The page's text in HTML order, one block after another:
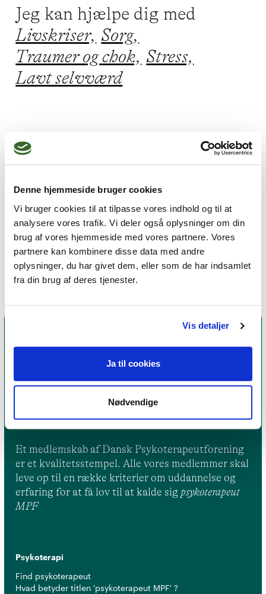
Denne hjemmeside bruger cookies
Vi bruger cookies til at tilpasse vores indhold og til at
analysere vores trafik. Vi deler også oplysninger om din
brug af vores hjemmeside med vores partnere. Vores
partnere kan kombinere disse data med andre
oplysninger, du har givet dem, eller som de har indsamlet
fra din brug af deres tjenester.
Vis detaljer
Ja til cookies
Nødvendige
Jeg kan hjælpe dig med
Livskriser, Sorg,
Traumer og chok, Stress,
Lavt selvværd
Jeg praktiserer følgende
terapiformer
Eksistentiel terapi,
Kropsterapi, Gestaltterapi,
Oplevelsesorienteret terapi,
Integral terapi
Et medlemskab af Dansk Psykoterapeutforening
er et kvalitetsstempel. Alle vores medlemmer skal
leve op til en række kriterier om uddannelse og
erfaring for at få lov til at kalde sig psykoterapeut
MPF
Psykoterapi
Find psykoterapeut
Hvad betyder titlen 'psykoterapeut MPF' ?